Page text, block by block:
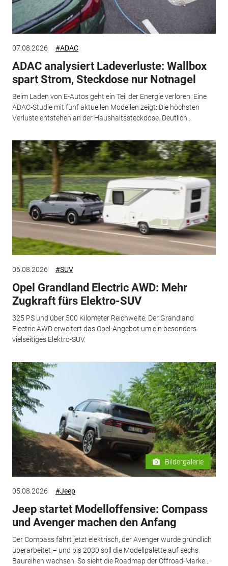
07.08.2026 #ADAC
ADAC analysiert Ladeverluste: Wallbox
spart Strom, Steckdose nur Notnagel
Beim Laden von E-Autos geht ein Teil der Energie verloren. Eine
ADAC-Studie mit fünf aktuellen Modellen zeigt: Die höchsten
Verluste entstehen an der Haushaltssteckdose. Deutlich...
06.08.2026 #SUV
Opel Grandland Electric AWD: Mehr
Zugkraft fürs Elektro-SUV
325 PS und über 500 Kilometer Reichweite: Der Grandland
Electric AWD erweitert das Opel-Angebot um ein besonders
vielseitiges Elektro-SUV.
Bildergalerie
05.08.2026 #Jeep
Jeep startet Modelloffensive: Compass
und Avenger machen den Anfang
Der Compass fährt jetzt elektrisch, der Avenger wurde gründlich
überarbeitet – und bis 2030 soll die Modellpalette auf sechs
Baureihen wachsen. So sieht die Roadmap der Offroad-Marke...